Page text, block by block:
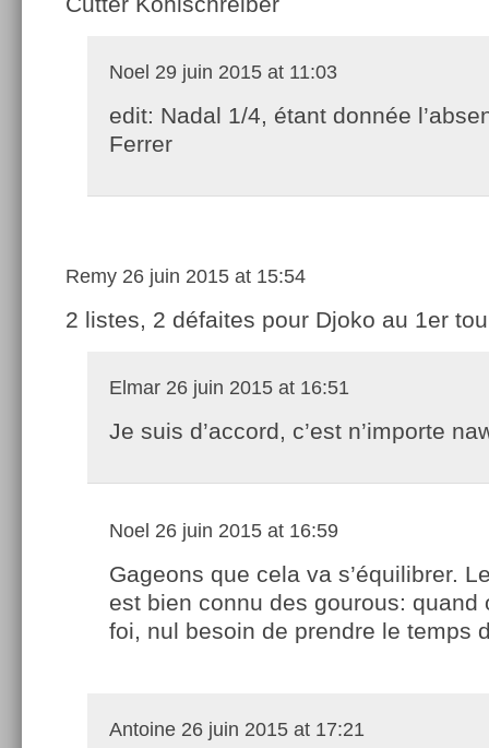
Noel 29 juin 2015 at 11:03
edit: Nadal 1/4, étant donnée
Ferrer
Remy 26 juin 2015 at 15:54
2 listes, 2 défaites pour Djoko au 1er
Elmar 26 juin 2015 at 16:51
Je suis d’accord, c’est n’importe
Noel 26 juin 2015 at 16:59
Gageons que cela va s’équilibrer.
est bien connu des gourous: quand
foi, nul besoin de prendre le temps
Antoine 26 juin 2015 at 17:21